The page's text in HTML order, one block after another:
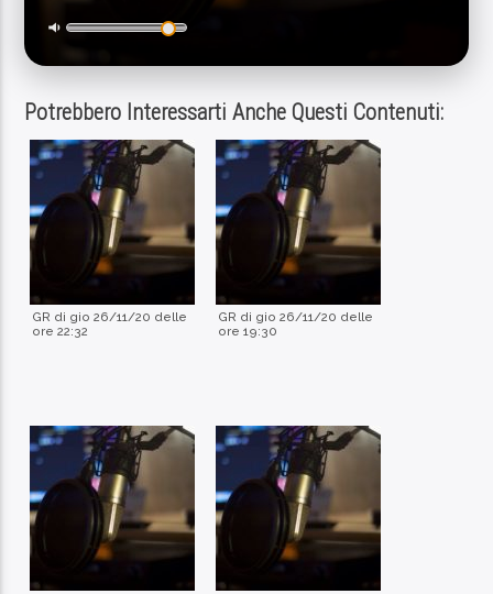
Contatto Radio
Potrebbero Interessarti Anche Questi Contenuti:
GR di gio 26/11/20 delle
ore 22:32
GR di gio 26/11/20 delle
ore 19:30